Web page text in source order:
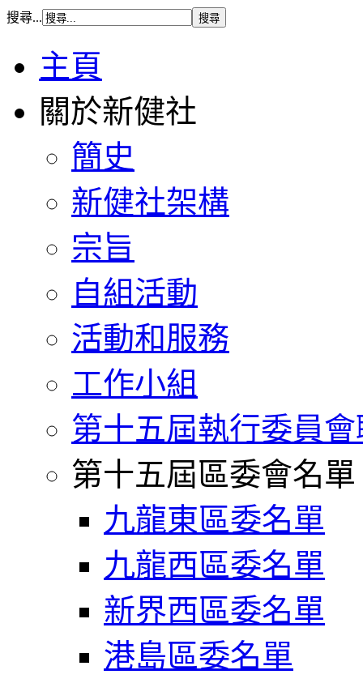
搜尋...
主頁
關於新健社
簡史
新健社架構
宗旨
自組活動
活動和服務
工作小組
第十五屆執行委員
第十五屆區委會名單
九龍東區委名單
九龍西區委名單
新界西區委名單
港島區委名單